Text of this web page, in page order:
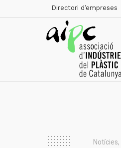
Directori d’empreses
Notícies,